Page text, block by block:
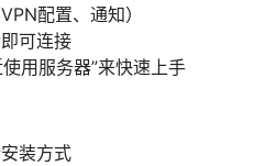
配置、通知）
可连接
用服务器”来快速上手
装方式